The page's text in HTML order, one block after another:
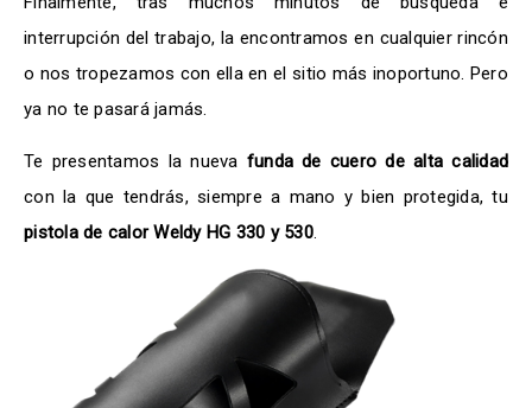
interrupción del trabajo, la encontramos en cualquier rincón
o nos tropezamos con ella en el sitio más inoportuno. Pero
ya no te pasará jamás.
Te presentamos la nueva funda de cuero de alta calidad
con la que tendrás, siempre a mano y bien protegida, tu
pistola de calor Weldy HG 330 y 530.